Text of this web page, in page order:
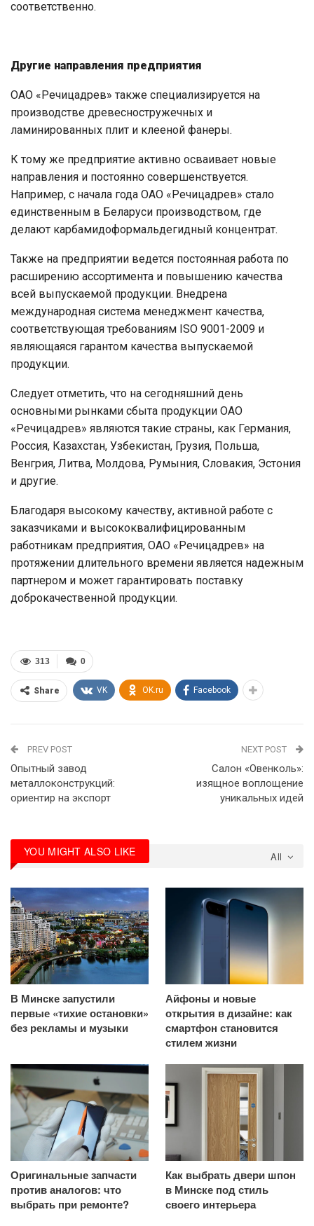
соответственно.
Другие направления предприятия
ОАО «Речицадрев» также специализируется на
производстве древесностружечных и
ламинированных плит и клееной фанеры.
К тому же предприятие активно осваивает новые
направления и постоянно совершенствуется.
Например, с начала года ОАО «Речицадрев» стало
единственным в Беларуси производством, где
делают карбамидоформальдегидный концентрат.
Также на предприятии ведется постоянная работа по
расширению ассортимента и повышению качества
всей выпускаемой продукции. Внедрена
международная система менеджмент качества,
соответствующая требованиям ISO 9001-2009 и
являющаяся гарантом качества выпускаемой
продукции.
Следует отметить, что на сегодняшний день
основными рынками сбыта продукции ОАО
«Речицадрев» являются такие страны, как Германия,
Россия, Казахстан, Узбекистан, Грузия, Польша,
Венгрия, Литва, Молдова, Румыния, Словакия, Эстония
и другие.
Благодаря высокому качеству, активной работе с
заказчиками и высококвалифицированным
работникам предприятия, ОАО «Речицадрев» на
протяжении длительного времени является надежным
партнером и может гарантировать поставку
доброкачественной продукции.
0
313
Share VK OK.ru Facebook
PREV POST
Опытный завод
металлоконструкций:
ориентир на экспорт
NEXT POST
Салон «Овенколь»:
изящное воплощение
уникальных идей
All
YOU MIGHT ALSO LIKE
В Минске запустили
первые «тихие остановки»
без рекламы и музыки
Айфоны и новые
открытия в дизайне: как
смартфон становится
стилем жизни
Оригинальные запчасти
против аналогов: что
выбрать при ремонте?
Как выбрать двери шпон
в Минске под стиль
своего интерьера